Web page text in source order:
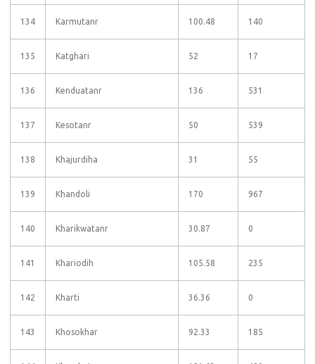
134 Karmutanr 100.48 140
135 Katghari 52 17
136 Kenduatanr 136 531
137 Kesotanr 50 539
138 Khajurdiha 31 55
139 Khandoli 170 967
140 Kharikwatanr 30.87 0
141 Khariodih 105.58 235
142 Kharti 36.36 0
143 Khosokhar 92.33 185